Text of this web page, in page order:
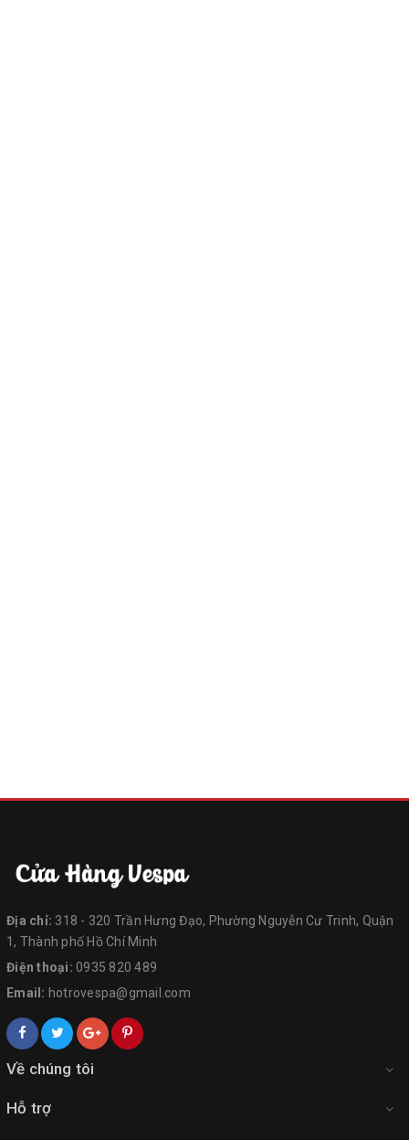
Địa chỉ: 318 - 320 Trần Hưng Đạo, Phường Nguyễn Cư Trinh, Quận
1, Thành phố Hồ Chí Minh
Điện thoại: 0935 820 489
Email: hotrovespa@gmail.com
Về chúng tôi
Hỗ trợ